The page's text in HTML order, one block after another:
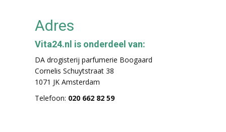
Adres
Vita24.nl is onderdeel van:
DA drogisterij parfumerie Boogaard
Cornelis Schuytstraat 38
1071 JK Amsterdam
Telefoon: 020 662 82 59